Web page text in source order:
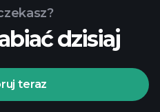
dzisiaj
teraz